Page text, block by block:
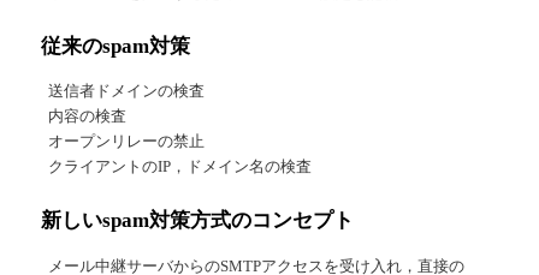
従来のspam対策
送信者ドメインの検査
内容の検査
オープンリレーの禁止
クライアントのIP，ドメイン名の検査
新しいspam対策方式のコンセプト
メール中継サーバからのSMTPアクセスを受け入れ，直接の